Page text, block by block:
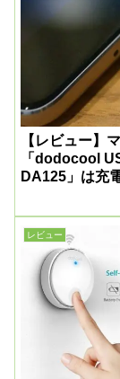
【レビュー】
「dodocool
DA125」は充
レビュー